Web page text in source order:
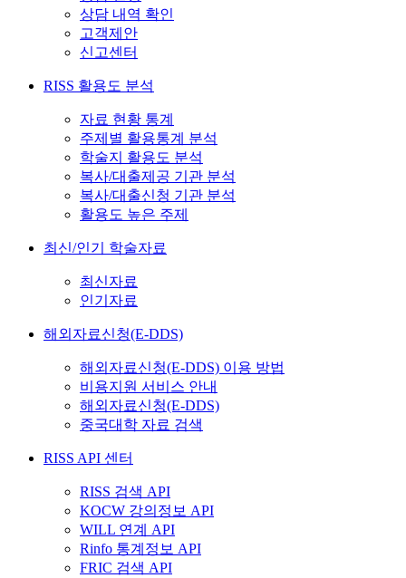
상담 내역 확인
고객제안
신고센터
RISS 활용도 분석
자료 현황 통계
주제별 활용통계 분석
학술지 활용도 분석
복사/대출제공 기관 분석
복사/대출신청 기관 분석
활용도 높은 주제
최신/인기 학술자료
최신자료
인기자료
해외자료신청(E-DDS)
해외자료신청(E-DDS) 이용 방법
비용지원 서비스 안내
해외자료신청(E-DDS)
중국대학 자료 검색
RISS API 센터
RISS 검색 API
KOCW 강의정보 API
WILL 연계 API
Rinfo 통계정보 API
FRIC 검색 API